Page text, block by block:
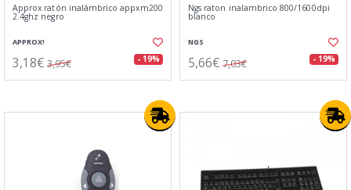
Approx ratón inalámbrico appxm200
2.4ghz negro
APPROX!
3,18€ 3,95€ - 19%
Ngs raton inalambrico 800/1600dpi
blanco
NGS
5,66€ 7,03€ - 19%